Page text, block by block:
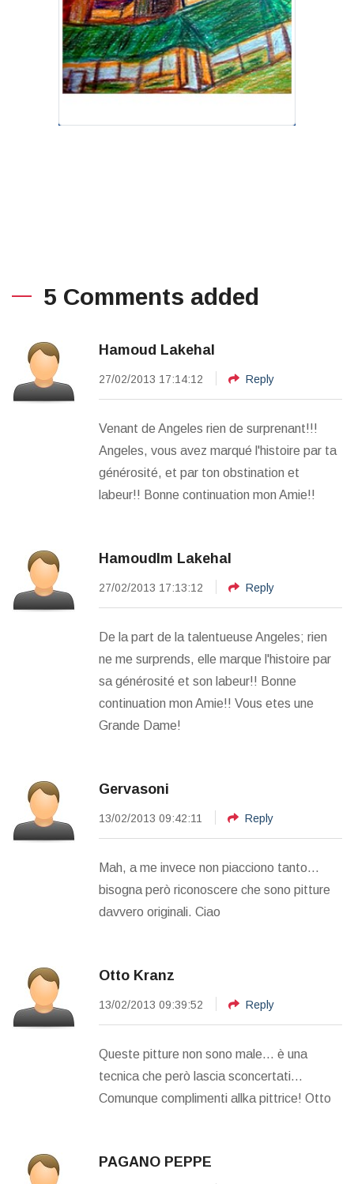
5 Comments added
Hamoud Lakehal
27/02/2013 17:14:12 Reply
Venant de Angeles rien de surprenant!!!
Angeles, vous avez marqué l'histoire par ta
générosité, et par ton obstination et
labeur!! Bonne continuation mon Amie!!
Hamoudlm Lakehal
27/02/2013 17:13:12 Reply
De la part de la talentueuse Angeles; rien
ne me surprends, elle marque l'histoire par
sa générosité et son labeur!! Bonne
continuation mon Amie!! Vous etes une
Grande Dame!
Gervasoni
13/02/2013 09:42:11 Reply
Mah, a me invece non piacciono tanto...
bisogna però riconoscere che sono pitture
davvero originali. Ciao
Otto Kranz
13/02/2013 09:39:52 Reply
Queste pitture non sono male... è una
tecnica che però lascia sconcertati...
Comunque complimenti allka pittrice! Otto
PAGANO PEPPE